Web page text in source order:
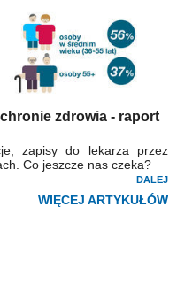
zdrowia - raport
zapisy do lekarza przez
Co jeszcze nas czeka?
DALEJ
WIĘCEJ ARTYKUŁÓW